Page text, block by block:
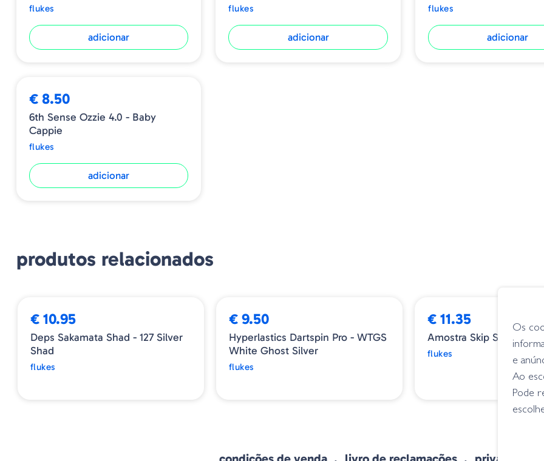
flukes
adicionar
flukes
adicionar
flukes
adicionar
€ 8.50
6th Sense Ozzie 4.0 - Baby
Cappie
flukes
adicionar
produtos relacionados
€ 10.95
Deps Sakamata Shad - 127 Silver
Shad
flukes
€ 9.50
Hyperlastics Dartspin Pro - WTGS
White Ghost Silver
flukes
€ 11.35
Amostra Skip Shad Silver
flukes
Os
e
Ao
Pode